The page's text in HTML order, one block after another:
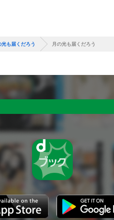
光も届くだろう 月の光も届くだろう